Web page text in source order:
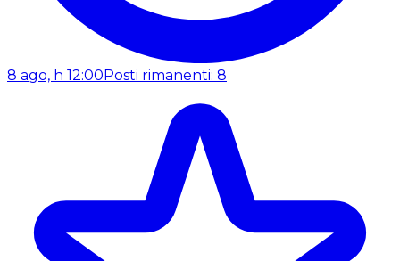
8 ago, h 12:00 Posti rimanenti: 8